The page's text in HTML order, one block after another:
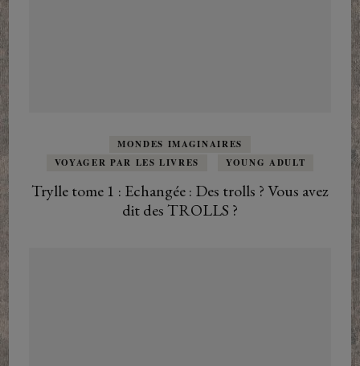
MONDES IMAGINAIRES
VOYAGER PAR LES LIVRES
YOUNG ADULT
Trylle tome 1 : Echangée : Des trolls ? Vous avez
dit des TROLLS ?